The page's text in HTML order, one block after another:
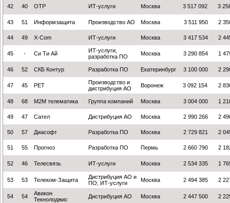
42 40 ОТР ИТ-услуги Москва 3 517 092 3
43 51 Информзащита Производство АО Москва 3 511 950 2
44 49 X-Com ИТ-услуги Москва 3 417 534 2
45 - Си Ти Ай
ИТ-услуги,
разработка ПО
Москва 3 290 854 1
46 52 СКБ Контур Разработка ПО Екатеринбург 3 100 000 2
47 45 РЕТ
Производство и
дистрибуция АО
Воронеж 3 092 154 2
48 68 M2M телематика Группа компаний Москва 3 004 000 1
49 47 Сател Дистрибуция АО Москва 2 990 266 2
50 57 Диасофт Разработка ПО Москва 2 729 821 2
51 55 Прогноз Разработка ПО Пермь 2 660 790 2
52 46 Телесвязь ИТ-услуги Москва 2 534 335 1
53 53 Телеком-Защита
Дистрибуция АО и
ПО; ИТ-услуги
Москва 2 494 385 2
54 54
Авикон
Текнолоджис
Дистрибуция АО Москва 2 447 500 2